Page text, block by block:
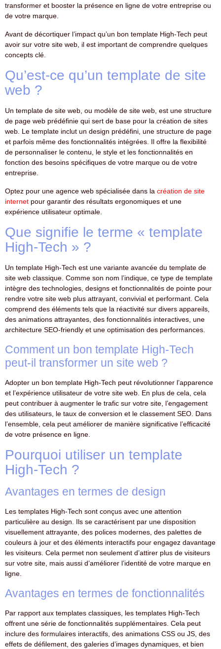
transformer et booster la présence en ligne de votre entreprise ou
de votre marque.
Avant de décortiquer l’impact qu’un bon template High-Tech peut
avoir sur votre site web, il est important de comprendre quelques
concepts clé.
Qu’est-ce qu’un template de site
web ?
Un template de site web, ou modèle de site web, est une structure
de page web prédéfinie qui sert de base pour la création de sites
web. Le template inclut un design prédéfini, une structure de page
et parfois même des fonctionnalités intégrées. Il offre la flexibilité
de personnaliser le contenu, le style et les fonctionnalités en
fonction des besoins spécifiques de votre marque ou de votre
entreprise.
Optez pour une agence web spécialisée dans la création de site
internet pour garantir des résultats ergonomiques et une
expérience utilisateur optimale.
Que signifie le terme « template
High-Tech » ?
Un template High-Tech est une variante avancée du template de
site web classique. Comme son nom l’indique, ce type de template
intègre des technologies, designs et fonctionnalités de pointe pour
rendre votre site web plus attrayant, convivial et performant. Cela
comprend des éléments tels que la réactivité sur divers appareils,
des animations attrayantes, des fonctionnalités interactives, une
architecture SEO-friendly et une optimisation des performances.
Comment un bon template High-Tech
peut-il transformer un site web ?
Adopter un bon template High-Tech peut révolutionner l’apparence
et l’expérience utilisateur de votre site web. En plus de cela, cela
peut contribuer à augmenter le trafic sur votre site, l’engagement
des utilisateurs, le taux de conversion et le classement SEO. Dans
l’ensemble, cela peut améliorer de manière significative l’efficacité
de votre présence en ligne.
Pourquoi utiliser un template
High-Tech ?
Avantages en termes de design
Les templates High-Tech sont conçus avec une attention
particulière au design. Ils se caractérisent par une disposition
visuellement attrayante, des polices modernes, des palettes de
couleurs à jour et des éléments interactifs pour engagez davantage
les visiteurs. Cela permet non seulement d’attirer plus de visiteurs
sur votre site, mais aussi d’améliorer l’identité de votre marque en
ligne.
Avantages en termes de fonctionnalités
Par rapport aux templates classiques, les templates High-Tech
offrent une série de fonctionnalités supplémentaires. Cela peut
inclure des formulaires interactifs, des animations CSS ou JS, des
effets de défilement, des galeries d’images dynamiques, et bien